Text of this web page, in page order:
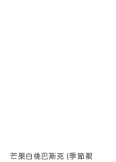
芒果白桃巴斯克 (季節限